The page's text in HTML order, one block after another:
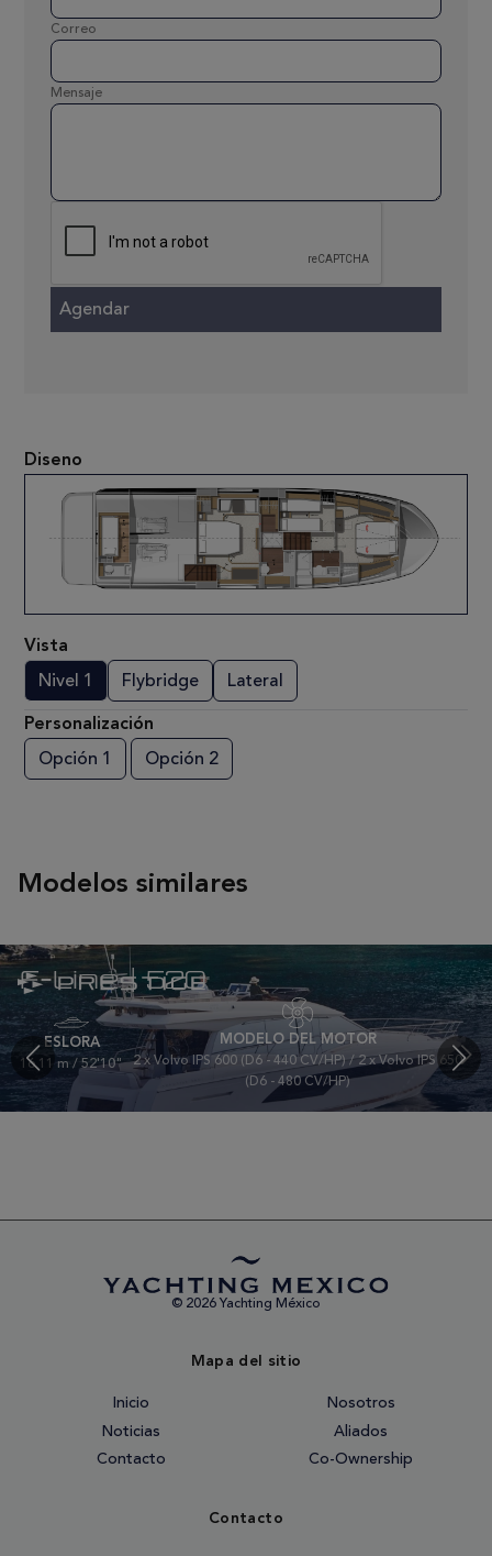
Correo
Mensaje
Diseno
Vista
Nivel 1 Flybridge Lateral
Personalización
Opción 1 Opción 2
Modelos similares
F-Line | 520
ESLORA
16.11 m / 52'10"
MODELO DEL MOTOR
2 x Volvo IPS 600 (D6 - 440 CV/HP) / 2 x Volvo IPS 650
(D6 - 480 CV/HP)
© 2026 Yachting México
Mapa del sitio
Inicio
Nosotros
Noticias
Aliados
Contacto
Co-Ownership
Contacto